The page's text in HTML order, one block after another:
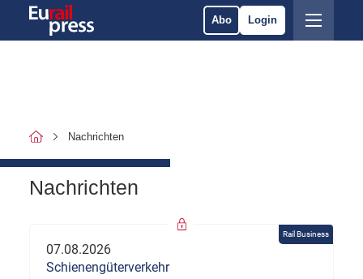
Abo Login
Nachrichten
Nachrichten
Rail Business
07.08.2026
Schienengüterverkehr